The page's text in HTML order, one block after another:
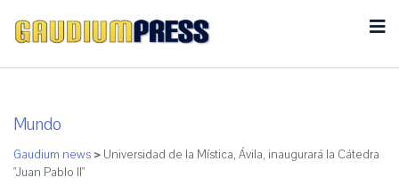
Mundo
Gaudium news > Universidad de la Mística, Ávila, inaugurará la Cátedra
"Juan Pablo II"